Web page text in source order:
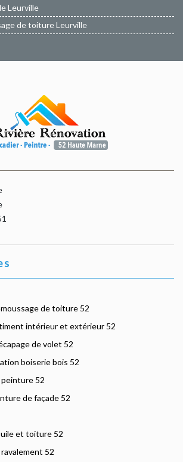
Leurville
de toiture Leurville
de toiture 52
intérieur et extérieur 52
de volet 52
boiserie bois 52
52
de façade 52
et toiture 52
52